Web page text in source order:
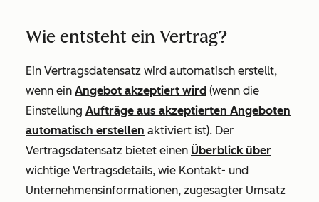
Wie entsteht ein Vertrag?
Ein Vertragsdatensatz wird automatisch erstellt,
wenn ein Angebot akzeptiert wird (wenn die
Einstellung Aufträge aus akzeptierten Angeboten
automatisch erstellen aktiviert ist). Der
Vertragsdatensatz bietet einen Überblick über
wichtige Vertragsdetails, wie Kontakt- und
Unternehmensinformationen, zugesagter Umsatz